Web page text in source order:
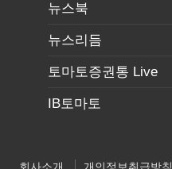
뉴스북
뉴스리듬
토마토증권통 Live
IB토마토